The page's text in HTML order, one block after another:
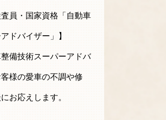
員・国家資格「自動車
ドバイザー」】
備技術スーパーアドバ
様の愛車の不調や修
お応えします。